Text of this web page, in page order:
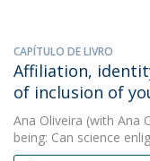
CAPÍTULO DE LIVRO
Affiliation,
of inclusion of
Ana Oliveira (with Ana
being: Can science